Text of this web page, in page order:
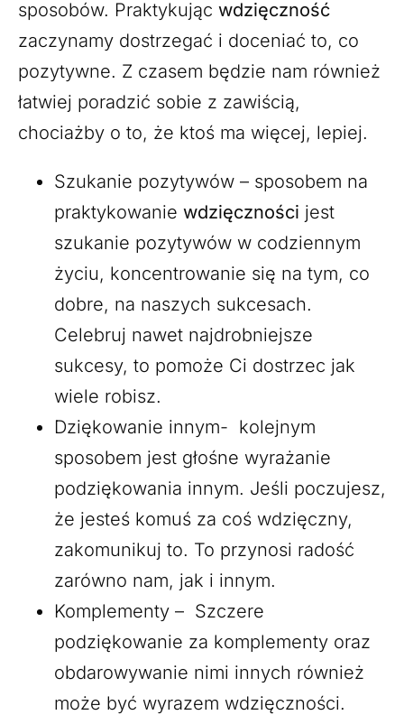
sposobów. Praktykując wdzięczność
zaczynamy dostrzegać i doceniać to, co
pozytywne. Z czasem będzie nam również
łatwiej poradzić sobie z zawiścią,
chociażby o to, że ktoś ma więcej, lepiej.
Szukanie pozytywów – sposobem na
praktykowanie wdzięczności jest
szukanie pozytywów w codziennym
życiu, koncentrowanie się na tym, co
dobre, na naszych sukcesach.
Celebruj nawet najdrobniejsze
sukcesy, to pomoże Ci dostrzec jak
wiele robisz.
Dziękowanie innym- kolejnym
sposobem jest głośne wyrażanie
podziękowania innym. Jeśli poczujesz,
że jesteś komuś za coś wdzięczny,
zakomunikuj to. To przynosi radość
zarówno nam, jak i innym.
Komplementy – Szczere
podziękowanie za komplementy oraz
obdarowywanie nimi innych również
może być wyrazem wdzięczności.